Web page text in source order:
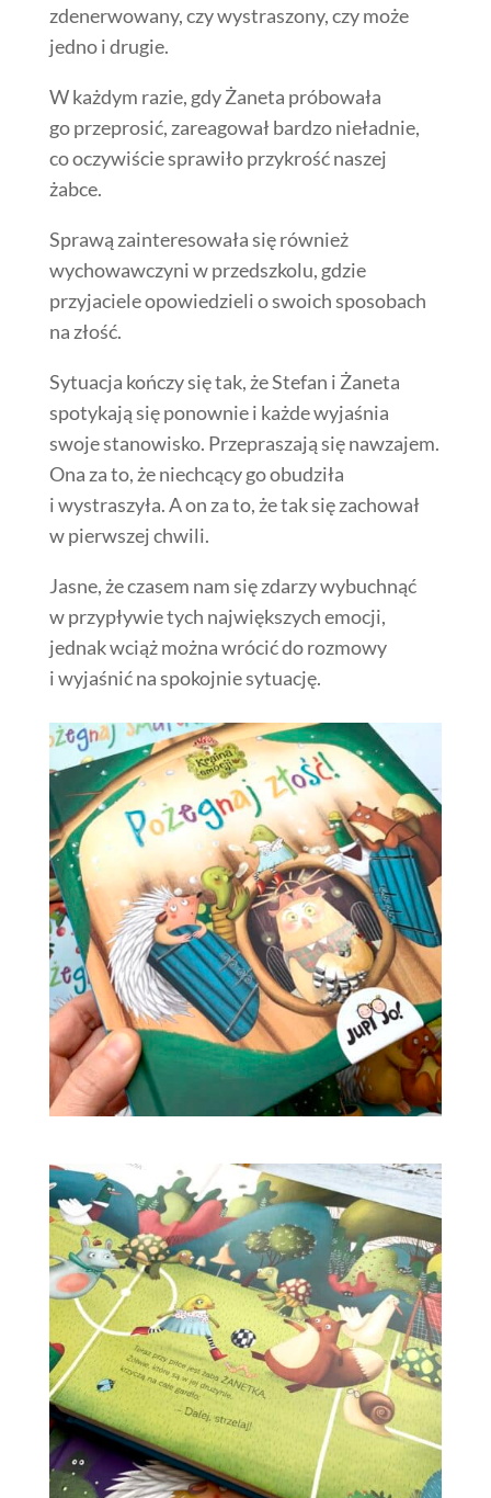
zdenerwowany, czy wystraszony, czy może
jedno i drugie.
W każdym razie, gdy Żaneta próbowała
go przeprosić, zareagował bardzo nieładnie,
co oczywiście sprawiło przykrość naszej
żabce.
Sprawą zainteresowała się również
wychowawczyni w przedszkolu, gdzie
przyjaciele opowiedzieli o swoich sposobach
na złość.
Sytuacja kończy się tak, że Stefan i Żaneta
spotykają się ponownie i każde wyjaśnia
swoje stanowisko. Przepraszają się nawzajem.
Ona za to, że niechcący go obudziła
i wystraszyła. A on za to, że tak się zachował
w pierwszej chwili.
Jasne, że czasem nam się zdarzy wybuchnąć
w przypływie tych największych emocji,
jednak wciąż można wrócić do rozmowy
i wyjaśnić na spokojnie sytuację.